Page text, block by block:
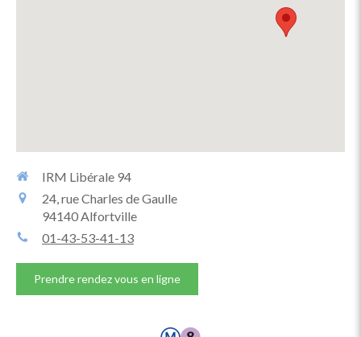
IRM Libérale 94
24, rue Charles de Gaulle
94140Alfortville
01-43-53-41-13
Prendre rendez vous en ligne